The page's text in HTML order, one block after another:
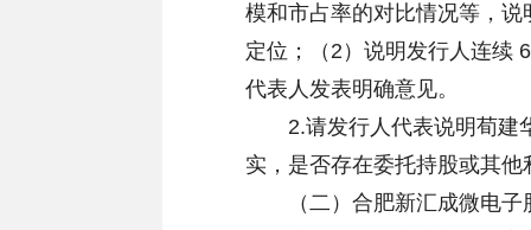
模和市占率的对比情况等，
定位；（2）说明发行人连续
代表人发表明确意见。
2.请发行人代表说明荀建华
实，是否存在委托持股或其
（二）合肥新汇成微电子